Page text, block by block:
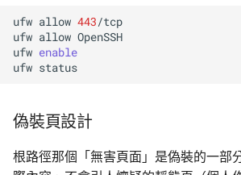
ufw allow 443/tcp
ufw allow OpenSSH
ufw enable
ufw
偽裝頁設計
根路徑那個「無害頁面」是偽裝的一部